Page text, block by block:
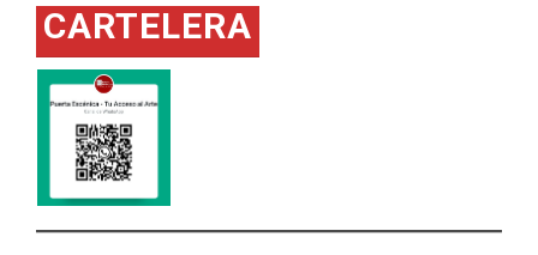
CARTELERA